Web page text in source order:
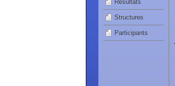
Résultats
Structures
Participants